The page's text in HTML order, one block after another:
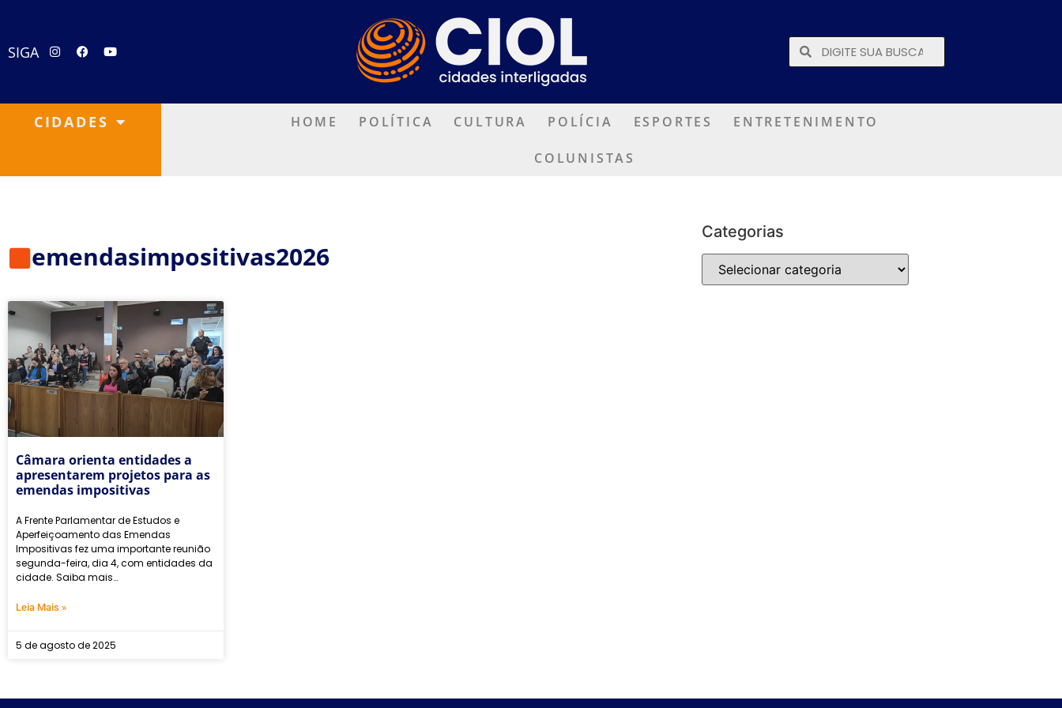
SIGA
CIDADES HOME POLÍTICA CULTURA POLÍCIA ESPORTES ENTRETENIMENTO
COLUNISTAS
emendasimpositivas2026
Categorias
Câmara orienta entidades a
apresentarem projetos para as
emendas impositivas
A Frente Parlamentar de Estudos e
Aperfeiçoamento das Emendas
Impositivas fez uma importante reunião
segunda-feira, dia 4, com entidades da
cidade. Saiba mais…
Leia Mais »
5 de agosto de 2025